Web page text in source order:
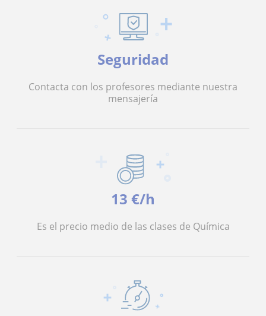
Seguridad
Contacta con los profesores mediante nuestra
mensajería
13 €/h
Es el precio medio de las clases de Química